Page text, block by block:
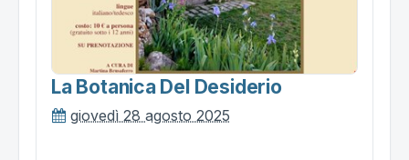
La Botanica Del Desiderio
giovedì 28 agosto 2025